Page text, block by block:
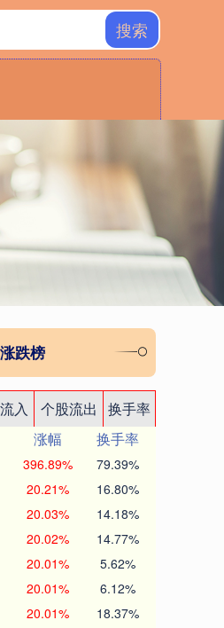
搜索
跌榜
入 个股流出
换手率
涨幅
换手率
396.89% 79.39%
20.21% 16.80%
20.03% 14.18%
20.02% 14.77%
20.01% 5.62%
20.01% 6.12%
20.01% 18.37%